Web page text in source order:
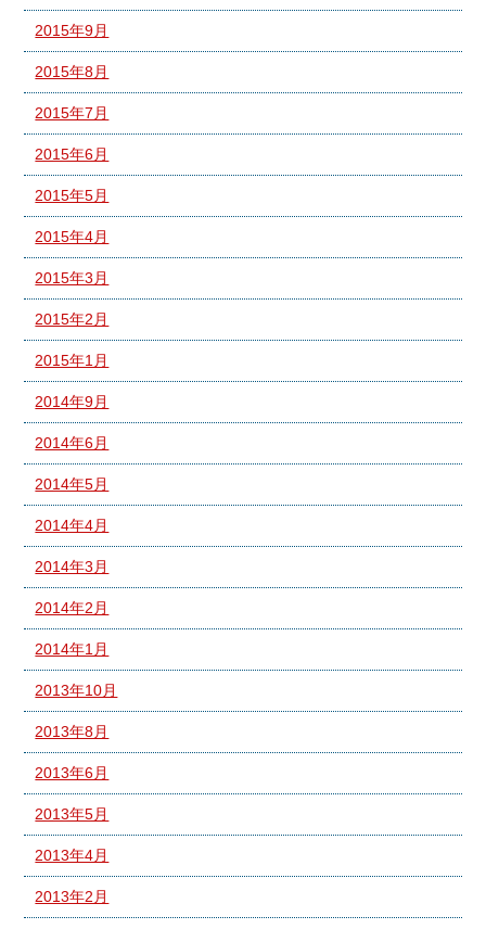
2015年9月
2015年8月
2015年7月
2015年6月
2015年5月
2015年4月
2015年3月
2015年2月
2015年1月
2014年9月
2014年6月
2014年5月
2014年4月
2014年3月
2014年2月
2014年1月
2013年10月
2013年8月
2013年6月
2013年5月
2013年4月
2013年2月